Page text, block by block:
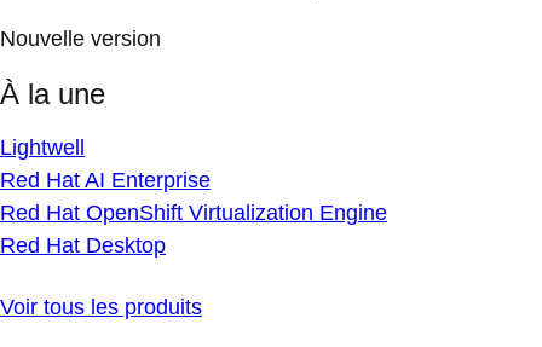
Nouvelle version
À la une
Lightwell
Red Hat AI Enterprise
Red Hat OpenShift Virtualization Engine
Red Hat Desktop
Voir tous les produits